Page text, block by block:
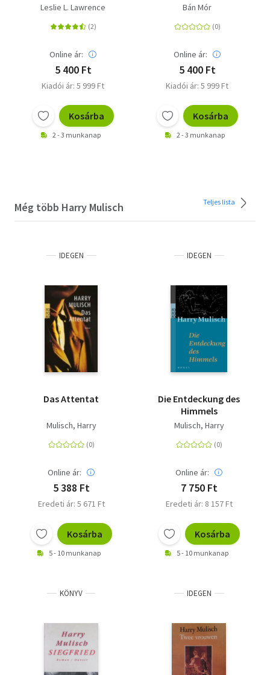
Leslie L. Lawrence
Online ár:
5 400 Ft
Kiadói ár: 5 999 Ft
Kosárba
2 - 3 munkanap
Bán Mór
Online ár:
5 400 Ft
Kiadói ár: 5 999 Ft
Kosárba
2 - 3 munkanap
Még több Harry Mulisch Teljes lista
IDEGEN
Das Attentat
Mulisch, Harry
Online ár:
5 388 Ft
Eredeti ár: 5 671 Ft
Kosárba
5 - 10 munkanap
IDEGEN
Die Entdeckung des
Himmels
Mulisch, Harry
Online ár:
7 750 Ft
Eredeti ár: 8 157 Ft
Kosárba
5 - 10 munkanap
KÖNYV IDEGEN